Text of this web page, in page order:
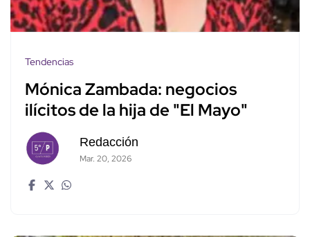
Tendencias
Mónica Zambada: negocios
ilícitos de la hija de "El Mayo"
Redacción
Mar. 20, 2026